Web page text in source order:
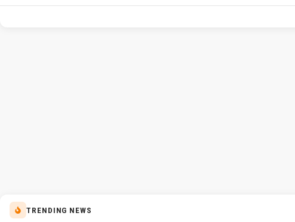
TRENDING NEWS